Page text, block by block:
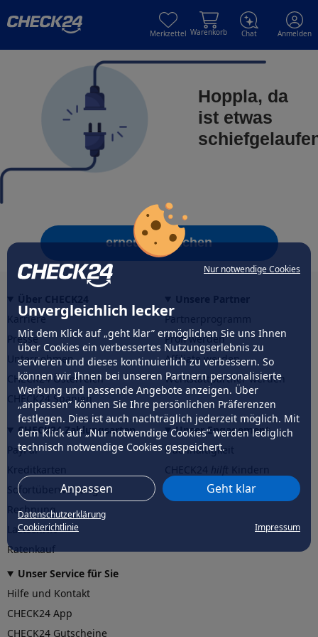
Nur notwendige Cookies
Unvergleichlich lecker
Mit dem Klick auf „geht klar” ermöglichen Sie uns Ihnen
über Cookies ein verbessertes Nutzungserlebnis zu
servieren und dieses kontinuierlich zu verbessern. So
können wir Ihnen bei unseren Partnern personalisierte
Werbung und passende Angebote anzeigen. Über
„anpassen” können Sie Ihre persönlichen Präferenzen
festlegen. Dies ist auch nachträglich jederzeit möglich. Mit
dem Klick auf „Nur notwendige Cookies” werden lediglich
technisch notwendige Cookies gespeichert.
Anpassen Geht klar
Datenschutzerklärung
Cookierichtlinie
Impressum
Merkzettel Warenkorb Chat Anmelden
Hoppla, da
ist etwas
erneut versuchen
Karriere
Presse
Unternehmen
CHECK24 Österreich
CHECK24 Spanien
Partnerprogramm
Profi werden
Affiliate werden
Werkstattpartner werden
CHECK24 Zahlungsarten
PayPal
Sofortüberweisung
Rechnung
Lastschrift
Ratenkauf
Unser Engagement
Nachhaltigkeit
CHECK24hilftder Natur
Unser Service für Sie
Hilfe und Kontakt
CHECK24 App
CHECK24 Gutscheine